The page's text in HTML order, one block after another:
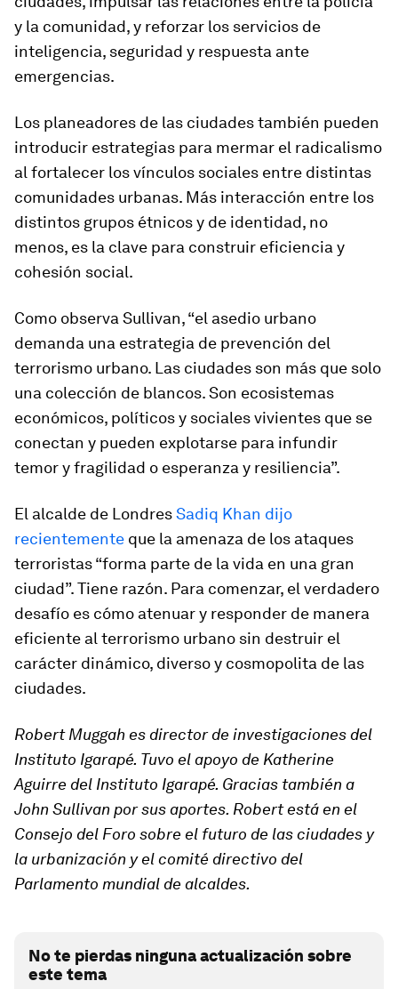
y la comunidad, y reforzar los servicios de
inteligencia, seguridad y respuesta ante
emergencias.
Los planeadores de las ciudades también pueden
introducir estrategias para mermar el radicalismo
al fortalecer los vínculos sociales entre distintas
comunidades urbanas. Más interacción entre los
distintos grupos étnicos y de identidad, no
menos, es la clave para construir eficiencia y
cohesión social.
Como observa Sullivan, “el asedio urbano
demanda una estrategia de prevención del
terrorismo urbano. Las ciudades son más que solo
una colección de blancos. Son ecosistemas
económicos, políticos y sociales vivientes que se
conectan y pueden explotarse para infundir
temor y fragilidad o esperanza y resiliencia”.
El alcalde de LondresSadiq Khan dijo
recientemente que la amenaza de los ataques
terroristas “forma parte de la vida en una gran
ciudad”. Tiene razón. Para comenzar, el verdadero
desafío es cómo atenuar y responder de manera
eficiente al terrorismo urbano sin destruir el
carácter dinámico, diverso y cosmopolita de las
ciudades.
Robert Muggah es director de investigaciones del
Instituto Igarapé. Tuvo el apoyo de Katherine
Aguirre del Instituto Igarapé. Gracias también a
John Sullivan por sus aportes. Robert está en el
Consejo del Foro sobre el futuro de las ciudades y
la urbanización y el comité directivo del
Parlamento mundial de alcaldes.
No te pierdas ninguna actualización sobre
este tema